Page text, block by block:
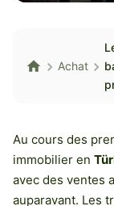
Achat
Au cours des
immobilier en
avec des ventes
auparavant. Les